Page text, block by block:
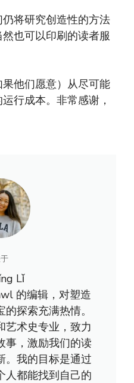
将研究创造性的方法
也可以印刷的读者服
他们愿意）从尽可能
行成本。非常感谢，
Lǐ
的编辑，对塑造
探索充满热情。
艺术史专业，致力
事，激励我们的读
。我的目标是通过
人都能找到自己的